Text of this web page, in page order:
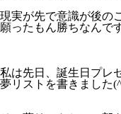
現実が先で意識が後の
願ったもん勝ちなん
私は先日、誕生日プレ
夢リストを書きました